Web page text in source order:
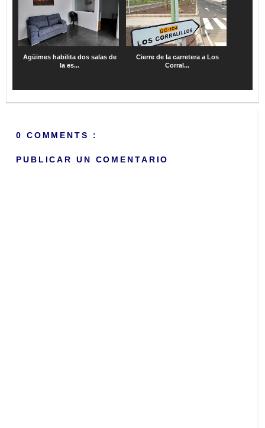
Agüimes habilita dos salas de
la es...
Cierre de la carretera a Los
Corral...
0 COMMENTS :
PUBLICAR UN COMENTARIO